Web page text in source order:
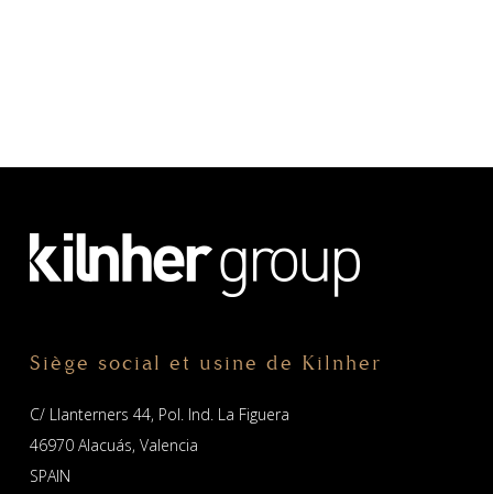
Siège social et usine de Kilnher
C/ Llanterners 44, Pol. Ind. La Figuera
46970 Alacuás, Valencia
SPAIN